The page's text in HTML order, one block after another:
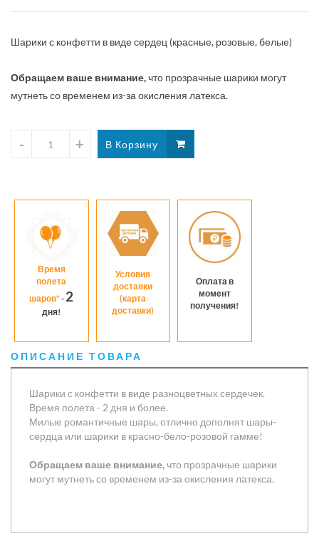
1шт.
Шарики с конфетти в виде сердец (красные, розовые, белые)
Обращаем ваше внимание,что прозрачные шарики могут
мутнеть со временем из-за окисления латекса.
Время
полета
шаров*- 2
дня!
Условия
доставки
(карта
доставки)
Оплата в
момент
получения!
ОПИСАНИЕ ТОВАРА
Шарики с конфетти в виде разноцветных сердечек.
Время полета - 2 дня и более.
Милые романтичные шары, отлично дополнят шары-
сердца или шарики в красно-бело-розовой гамме!
Обращаем ваше внимание, что прозрачные шарики
могут мутнеть со временем из-за окисления латекса.